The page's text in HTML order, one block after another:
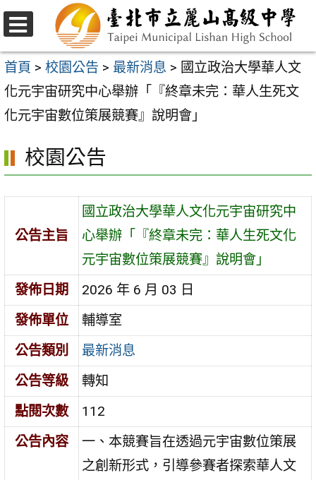
跳
至
主
要
內
區
選
單
首頁 > 校園公告 > 最新消息 > 國立政治大學華人文
化元宇宙研究中心舉辦「『終章未完：華人生死文
化元宇宙數位策展競賽』說明會」
校園公告
公告主旨
國立政治大學華人文化元宇宙研究中
心舉辦「『終章未完：華人生死文化
元宇宙數位策展競賽』說明會」
發佈日期
2026 年 6 月 03 日
發佈單位
輔導室
公告類別
最新消息
公告等級
轉知
點閱次數
112
公告內容
一、本競賽旨在透過元宇宙數位策展
之創新形式，引導參賽者探索華人文